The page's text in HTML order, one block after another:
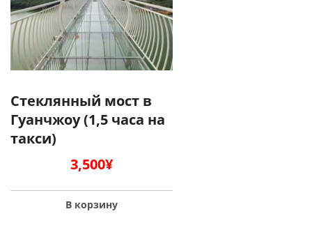
Стеклянный мост в
Гуанчжоу (1,5 часа на
такси)
3,500¥
В корзину